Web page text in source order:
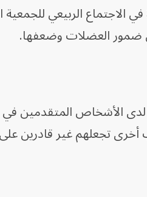
الاجتماع الربيعي للجمعية
ضمور العضلات وضعفها.
الأشخاص المتقدمين
أخرى تجعلهم غير قادرين